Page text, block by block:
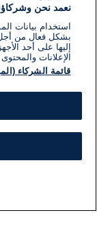
نعمد نحن
استخدام بيانات
بشكل فعال من أجل
إليها على أحد
الإعلانات
قائمة الشركاء